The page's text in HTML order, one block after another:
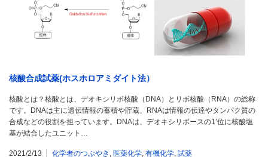
核酸合成試薬(ホスホロアミダイト法）
核酸とは？核酸とは、デオキシリボ核酸（DNA）とリボ核酸（RNA）の総称
です。DNAは主に遺伝情報の蓄積や貯蔵、RNAは情報の伝達やタンパク質の
合成などの役割を担っています。DNAは、デオキシリボースの1’位に核酸塩
基が結合したユニット…
2021/2/13 化学者のつぶやき 医薬化学 有機化学 試薬